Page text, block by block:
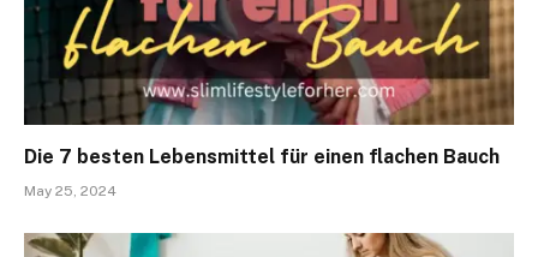
Die 7 besten Lebensmittel für einen flachen Bauch
May 25, 2024